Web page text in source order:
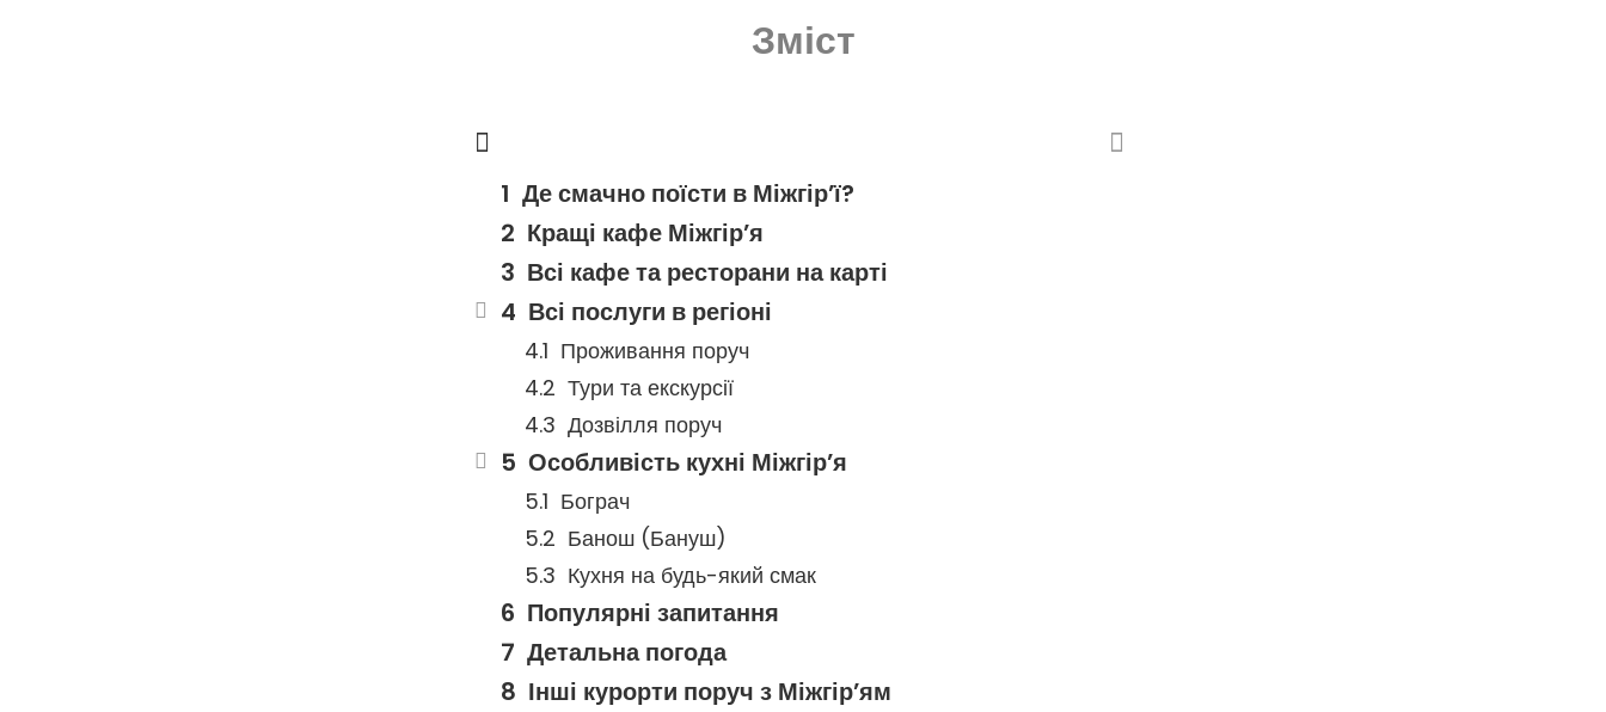
Зміст
Де смачно поїсти в Міжгір’ї?
Кращі кафе Міжгір’я
Всі кафе та ресторани на карті
Всі послуги в регіоні
Проживання поруч
Тури та екскурсії
Дозвілля поруч
Особливість кухні Міжгір’я
Бограч
Банош (Бануш)
Кухня на будь-який смак
Популярні запитання
Детальна погода
Інші курорти поруч з Міжгір’ям